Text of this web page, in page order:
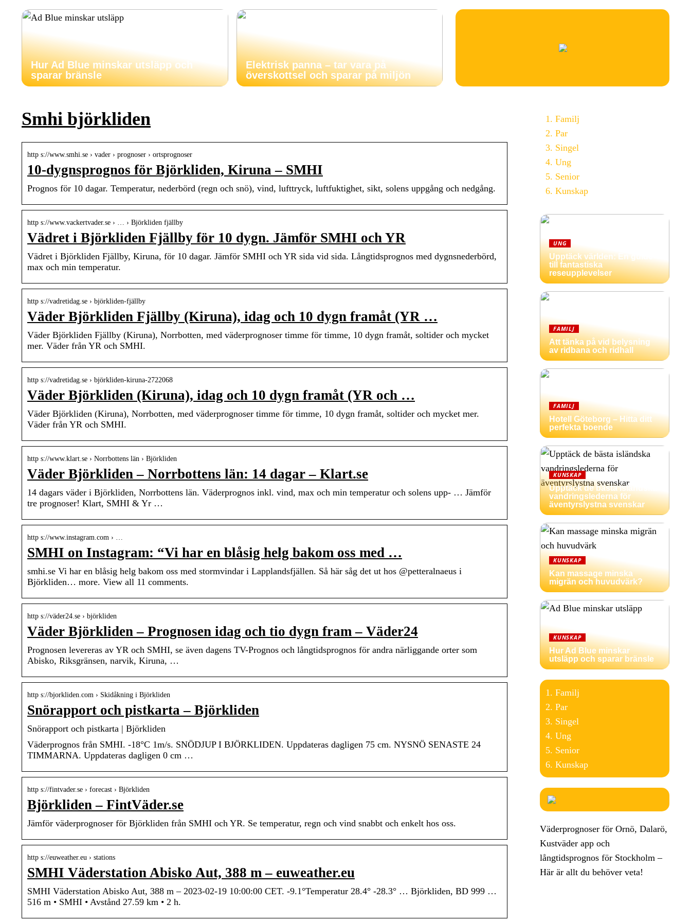
Hur Ad Blue minskar utsläpp och
sparar bränsle
Elektrisk panna – tar vara på
överskottsel och sparar på miljön
Smhi björkliden
http s://www.smhi.se › vader › prognoser › ortsprognoser
10-dygnsprognos för Björkliden, Kiruna – SMHI
Prognos för 10 dagar. Temperatur, nederbörd (regn och snö), vind, lufttryck, luftfuktighet, sikt, solens uppgång och nedgång.
http s://www.vackertvader.se › … › Björkliden fjällby
Vädret i Björkliden Fjällby för 10 dygn. Jämför SMHI och YR
Vädret i Björkliden Fjällby, Kiruna, för 10 dagar. Jämför SMHI och YR sida vid sida. Långtidsprognos med dygnsnederbörd,
max och min temperatur.
http s://vadretidag.se › björkliden-fjällby
Väder Björkliden Fjällby (Kiruna), idag och 10 dygn framåt (YR …
Väder Björkliden Fjällby (Kiruna), Norrbotten, med väderprognoser timme för timme, 10 dygn framåt, soltider och mycket
mer. Väder från YR och SMHI.
http s://vadretidag.se › björkliden-kiruna-2722068
Väder Björkliden (Kiruna), idag och 10 dygn framåt (YR och …
Väder Björkliden (Kiruna), Norrbotten, med väderprognoser timme för timme, 10 dygn framåt, soltider och mycket mer.
Väder från YR och SMHI.
http s://www.klart.se › Norrbottens län › Björkliden
Väder Björkliden – Norrbottens län: 14 dagar – Klart.se
14 dagars väder i Björkliden, Norrbottens län. Väderprognos inkl. vind, max och min temperatur och solens upp- … Jämför
tre prognoser! Klart, SMHI & Yr …
http s://www.instagram.com › …
SMHI on Instagram: “Vi har en blåsig helg bakom oss med …
smhi.se Vi har en blåsig helg bakom oss med stormvindar i Lapplandsfjällen. Så här såg det ut hos @petteralnaeus i
Björkliden… more. View all 11 comments.
http s://väder24.se › björkliden
Väder Björkliden – Prognosen idag och tio dygn fram – Väder24
Prognosen levereras av YR och SMHI, se även dagens TV-Prognos och långtidsprognos för andra närliggande orter som
Abisko, Riksgränsen, narvik, Kiruna, …
http s://bjorkliden.com › Skidåkning i Björkliden
Snörapport och pistkarta – Björkliden
Snörapport och pistkarta | Björkliden
Väderprognos från SMHI. -18°C 1m/s. SNÖDJUP I BJÖRKLIDEN. Uppdateras dagligen 75 cm. NYSNÖ SENASTE 24
TIMMARNA. Uppdateras dagligen 0 cm …
http s://fintvader.se › forecast › Björkliden
Björkliden – FintVäder.se
Jämför väderprognoser för Björkliden från SMHI och YR. Se temperatur, regn och vind snabbt och enkelt hos oss.
http s://euweather.eu › stations
SMHI Väderstation Abisko Aut, 388 m – euweather.eu
SMHI Väderstation Abisko Aut, 388 m – 2023-02-19 10:00:00 CET. -9.1°Temperatur 28.4° -28.3° … Björkliden, BD 999 …
516 m • SMHI • Avstånd 27.59 km • 2 h.
Familj
Par
Singel
Ung
Senior
Kunskap
UNG
Upptäck världen: En guide
till fantastiska
reseupplevelser
FAMILJ
Att tänka på vid belysning
av ridbana och ridhall
FAMILJ
Hotell Göteborg – Hitta ditt
perfekta boende
KUNSKAP
Upptäck de bästa isländska
vandringslederna för
äventyrslystna svenskar
KUNSKAP
Kan massage minska
migrän och huvudvärk?
KUNSKAP
Hur Ad Blue minskar
utsläpp och sparar bränsle
Familj
Par
Singel
Ung
Senior
Kunskap
Väderprognoser för Ornö, Dalarö,
Kustväder app och
långtidsprognos för Stockholm –
Här är allt du behöver veta!